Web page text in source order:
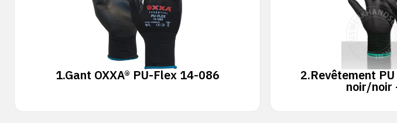
1.Gant OXXA® PU-Flex 14-086 2.Revêtement
noir/noir